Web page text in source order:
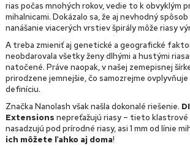
rias počas mnohých rokov, vedie to k obvyklým
mihalnicami. Dokázalo sa, že aj nevhodný
nanášanie viacerých vrstiev špirály môže riasy
A treba zmieniť aj genetické a geografické
neobdarovala všetky ženy dlhými a hustými
natočené. Práve naopak, v našej zemepisnej
prirodzene jemnejšie, čo samozrejme ovplyvňuje
definíciu.
Značka Nanolash však našla dokonalé riešenie.
Extensions nepreťažujú riasy – tieto klastrové
nasadzujú pod prírodné riasy, asi 1 mm od línie
ich môžete ľahko aj doma!